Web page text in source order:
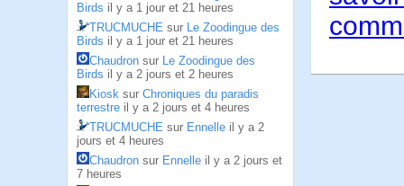
Birds il y a 1 jour et 21 heures
TRUCMUCHE sur Le Zoodingue des
Birds il y a 1 jour et 21 heures
Chaudron sur Le Zoodingue des
Birds il y a 2 jours et 2 heures
Kiosk sur Chroniques du paradis
terrestre il y a 2 jours et 4 heures
TRUCMUCHE sur Ennelle il y a 2
jours et 4 heures
Chaudron sur Ennelle il y a 2 jours et
7 heures